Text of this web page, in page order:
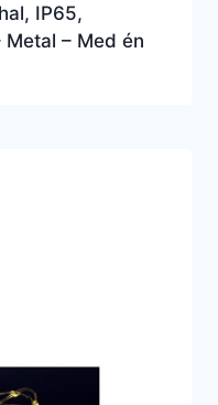
IP65,
Metal – Med én